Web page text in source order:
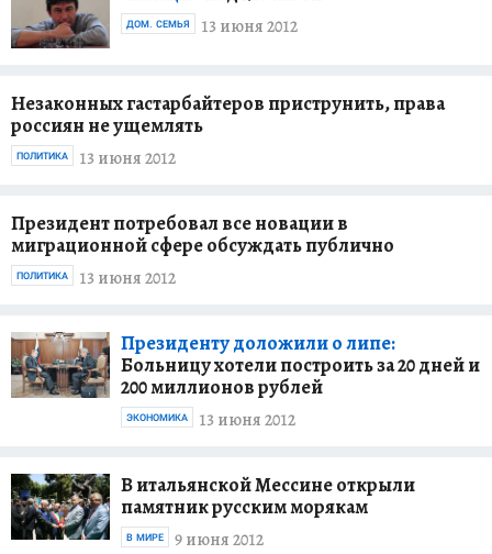
13 июня 2012
ДОМ. СЕМЬЯ
Незаконных гастарбайтеров приструнить, права
россиян не ущемлять
13 июня 2012
ПОЛИТИКА
Президент потребовал все новации в
миграционной сфере обсуждать публично
13 июня 2012
ПОЛИТИКА
Президенту доложили о липе:
Больницу хотели построить за 20 дней и
200 миллионов рублей
13 июня 2012
ЭКОНОМИКА
В итальянской Мессине открыли
памятник русским морякам
9 июня 2012
В МИРЕ